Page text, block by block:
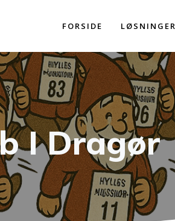
FORSIDE LØSNINGER
I Dragør